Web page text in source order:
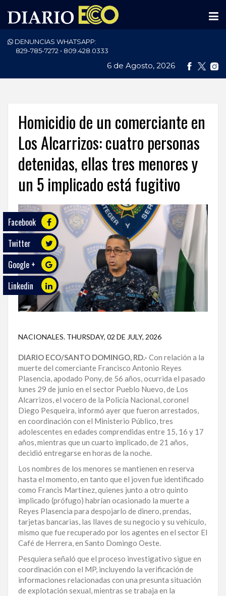
DENUNCIAS WHATSAPP:
829-785-7272 • 809.428.0333
6 de Agosto, 2026
PORTADA
ECONOMÍA
DEPORTES
ENTRETENIMIENTO
SALUD
TECNOLOGÍA
ECO
PLAY
TRABAJOS
DE
INVESTIGACIÓN
NACIONAL
SANTO
DOMINGO
SANTIAGO
SAN
JUAN
LA
ALTAGRACIA
PUERTO
PLATA
CONTÁCTENOS
Homicidio de un comerciante en
Los Alcarrizos: cuatro personas
detenidas, ellas tres menores y
un 5 implicado está fugitivo
Facebook
Twitter
Google +
Linkedin
NACIONALES. THURSDAY, 02 DE JULY, 2026
DIARIO ECO/SANTO DOMINGO, RD.- Con relación a la
muerte del comerciante Francisco Antonio Reyes
Plasencia, apodado Pony, de 56 años, ocurrida el pasado
lunes 29 de junio en el sector Pueblo Nuevo, de Los
Alcarrizos, el vocero de la Policía Nacional, coronel
Diego Pesqueira, informó ayer que fueron arrestados,
en coordinación con el Ministerio Público, tres
adolescentes en edades comprendidas entre 15, 16 y 17
años, mientras que un cuarto implicado, de 21 años,
decidió entregarse en horas de la noche.
Los nombres de los menores se mantienen en reserva
hasta el momento, en tanto que el joven fue identificado
como Francis Martínez, quienes junto a otro quinto
implicado (prófugo) habrían ocasionado la muerte a
Reyes Plasencia para despojarlo de dinero, prendas,
tarjetas bancarias, las llaves de su negocio y su vehículo,
mismo que fue recuperado por los agentes en el sector El
Café de Herrera, en Santo Domingo Oeste.
Pesquiera señaló que el proceso investigativo sigue en
coordinación con el MP, incluyendo la verificación de
informaciones relacionadas con una presunta situación
de explotación sexual, mientras se trabaja en la